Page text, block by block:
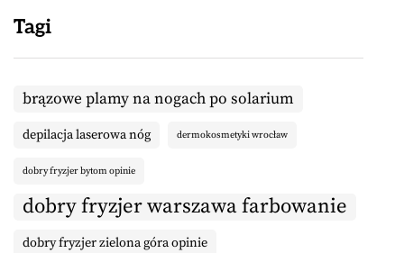
Tagi
brązowe plamy na nogach po solarium
depilacja laserowa nóg dermokosmetyki wrocław
dobry fryzjer bytom opinie
dobry fryzjer warszawa farbowanie
dobry fryzjer zielona góra opinie